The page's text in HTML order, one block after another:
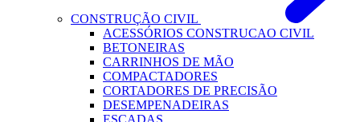
CONSTRUÇÃO CIVIL
ACESSÓRIOS CONSTRUCAO CIVIL
BETONEIRAS
CARRINHOS DE MÃO
COMPACTADORES
CORTADORES DE PRECISÃO
DESEMPENADEIRAS
ESCADAS